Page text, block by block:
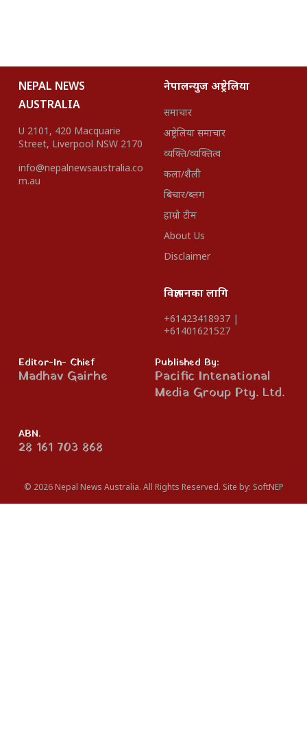
NEPAL NEWS
AUSTRALIA
U 2101, 420 Macquarie
Street, Liverpool NSW 2170
info@nepalnewsaustralia.co
m.au
नेपालन्युज अष्ट्रेलिया
समाचार
अष्ट्रेलिया समाचार
व्यक्ति/व्यक्तित्व
कला/शैली
बिचार/ब्लग
हाम्रो टीम
About Us
Disclaimer
विज्ञापनका लागि
+61423418937 |
+61401621527
Editor-In- Chief
Madhav Gairhe
Published By:
Pacific Intenational
Media Group Pty. Ltd.
ABN.
28 161 703 868
© 2026 Nepal News Australia. All Rights Reserved. Site by: SoftNEP